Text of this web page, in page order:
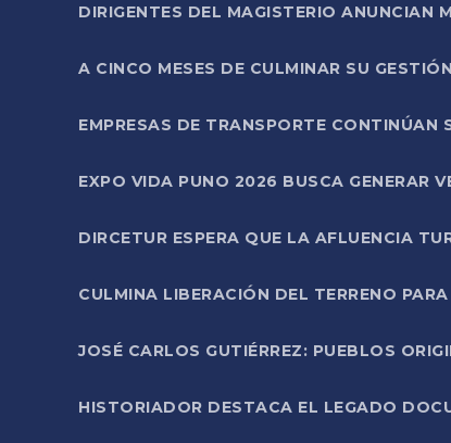
DIRIGENTES DEL MAGISTERIO ANUNCIAN
A CINCO MESES DE CULMINAR SU
EMPRESAS DE TRANSPORTE
EXPO VIDA PUNO 2026 BUSCA GENERAR
DIRCETUR ESPERA QUE LA AFLUENCIA
CULMINA LIBERACIÓN DEL TERRENO
JOSÉ CARLOS GUTIÉRREZ: PUEBLOS
HISTORIADOR DESTACA EL LEGADO